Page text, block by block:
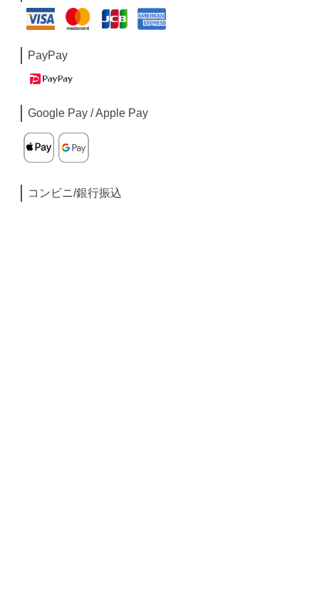
PayPay
Google Pay / Apple Pay
コンビニ/銀行振込